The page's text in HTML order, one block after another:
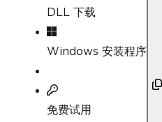
DLL 下载
Windows 安装程序
免费试用